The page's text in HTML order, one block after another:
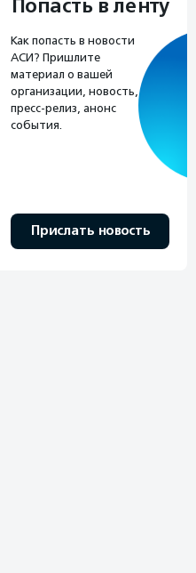
Попасть в ленту
Как попасть в новости
АСИ? Пришлите
материал о вашей
организации, новость,
пресс-релиз, анонс
события.
Прислать новость